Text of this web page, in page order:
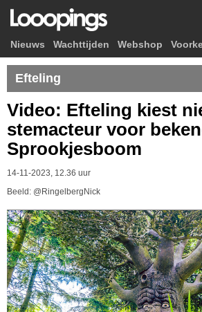
Nieuws Wachttijden Webshop
Efteling
Video: Efteling kiest
stemacteur voor
Sprookjesboom
14-11-2023, 12.36 uur
Beeld: @RingelbergNick